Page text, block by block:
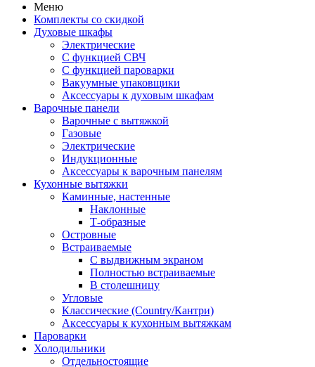
Меню
Комплекты со скидкой
Духовые шкафы
Электрические
С функцией СВЧ
С функцией пароварки
Вакуумные упаковщики
Аксессуары к духовым шкафам
Варочные панели
Варочные с вытяжкой
Газовые
Электрические
Индукционные
Аксессуары к варочным панелям
Кухонные вытяжки
Каминные, настенные
Наклонные
Т-образные
Островные
Встраиваемые
С выдвижным экраном
Полностью встраиваемые
В столешницу
Угловые
Классические (Country/Кантри)
Аксессуары к кухонным вытяжкам
Пароварки
Холодильники
Отдельностоящие